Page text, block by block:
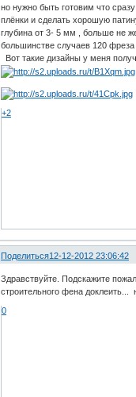
но нужно быть готовим что
плёнки и сделать хорошую
глубина от 3- 5 мм , больше не
большинстве случаев 120 фреза
Вот такие дизайны у меня
+2
Поделиться12-12-2012 23:06:42
Здравствуйте. Подскажите
строительного фена доклеить...
0